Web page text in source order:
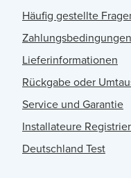
Häufig gestellte
Zahlungsbedingungen
Lieferinformationen
Rückgabe oder
Service und Garantie
Installateure
Deutschland Test